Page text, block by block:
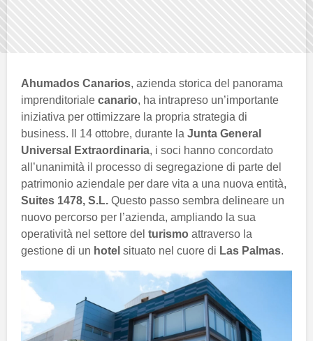
Ahumados Canarios, azienda storica del panorama
imprenditoriale canario, ha intrapreso un’importante
iniziativa per ottimizzare la propria strategia di
business. Il 14 ottobre, durante la Junta General
Universal Extraordinaria, i soci hanno concordato
all’unanimità il processo di segregazione di parte del
patrimonio aziendale per dare vita a una nuova entità,
Suites 1478, S.L. Questo passo sembra delineare un
nuovo percorso per l’azienda, ampliando la sua
operatività nel settore del turismo attraverso la
gestione di un hotel situato nel cuore di Las Palmas.